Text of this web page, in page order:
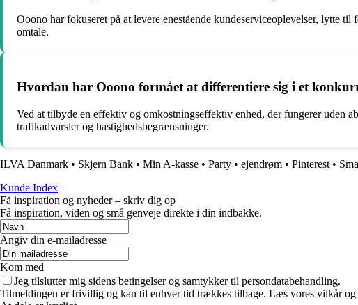
Ooono har fokuseret på at levere enestående kundeserviceoplevelser, lytte
omtale.
Hvordan har Ooono formået at differentiere sig i et
Ved at tilbyde en effektiv og omkostningseffektiv enhed, der fungerer uden
trafikadvarsler og hastighedsbegrænsninger.
ILVA Danmark • Skjern Bank • Min A-kasse • Party • ejendrøm • Pinterest •
Kunde Index
Få inspiration og nyheder – skriv dig op
Få inspiration, viden og små genveje direkte i din indbakke.
Angiv din e-mailadresse
Kom med
Jeg tilslutter mig sidens betingelser og samtykker til persondatabehandling.
Tilmeldingen er frivillig og kan til enhver tid trækkes tilbage. Læs vores vilkår og